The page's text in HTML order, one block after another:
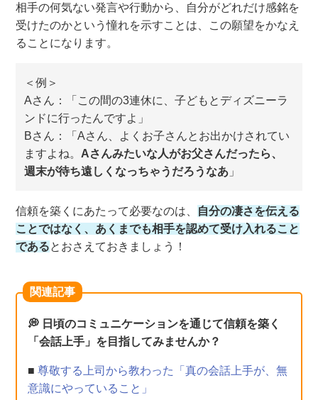
相手の何気ない発言や行動から、自分がどれだけ感銘を
受けたのかという憧れを示すことは、この願望をかなえ
ることになります。
＜例＞
Aさん：「この間の3連休に、子どもとディズニーラ
ンドに行ったんですよ」
Bさん：「Aさん、よくお子さんとお出かけされてい
ますよね。 Aさんみたいな人がお父さんだったら、
週末が待ち遠しくなっちゃうだろうなあ 」
信頼を築くにあたって必要なのは、 自分の凄さを伝える
ことではなく、あくまでも相手を認めて受け入れること
であるとおさえておきましょう！
関連記事
💭 日頃のコミュニケーションを通じて信頼を築く
「会話上手」を目指してみませんか？
■尊敬する上司から教わった「真の会話上手が、無
意識にやっていること」